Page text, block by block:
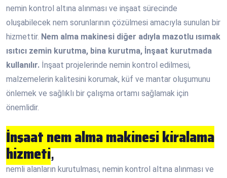
nemin kontrol altına alınması ve inşaat sürecinde
oluşabilecek nem sorunlarının çözülmesi amacıyla sunulan bir
hizmettir. Nem alma makinesi diğer adıyla mazotlu ısımak
ısıtıcı zemin kurutma, bina kurutma, İnşaat kurutmada
kullanılır. İnşaat projelerinde nemin kontrol edilmesi,
malzemelerin kalitesini korumak, küf ve mantar oluşumunu
önlemek ve sağlıklı bir çalışma ortamı sağlamak için
önemlidir.
İnşaat nem alma makinesi kiralama
hizmeti,
nemli alanların kurutulması, nemin kontrol altına alınması ve